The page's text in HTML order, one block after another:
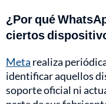
¿Por qué
ciertos
Meta realiza
identificar aquellos
soporte oficial ni